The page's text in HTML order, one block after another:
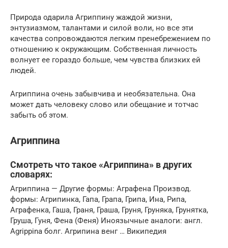
Природа одарила Агриппину жаждой жизни,
энтузиазмом, талантами и силой воли, но все эти
качества сопровождаются легким пренебрежением по
отношению к окружающим. Собственная личность
волнует ее гораздо больше, чем чувства близких ей
людей.
Агриппина очень забывчива и необязательна. Она
может дать человеку слово или обещание и тотчас
забыть об этом.
Агриппина
Смотреть что такое «Агриппина» в других
словарях:
Агриппина — Другие формы: Аграфена Производ.
формы: Агрипинка, Гапа, Грапа, Грипа, Ина, Рипа,
Аграфенка, Гаша, Граня, Граша, Груня, Груняка, Грунятка,
Груша, Гуня, Фена (Феня) Иноязычные аналоги: англ.
Agrippina болг. Агрипина венг … Википедия